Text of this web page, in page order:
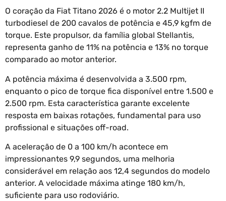
O coração da Fiat Titano 2026 é o motor 2.2 Multijet II
turbodiesel de 200 cavalos de potência e 45,9 kgfm de
torque. Este propulsor, da família global Stellantis,
representa ganho de 11% na potência e 13% no torque
comparado ao motor anterior.
A potência máxima é desenvolvida a 3.500 rpm,
enquanto o pico de torque fica disponível entre 1.500 e
2.500 rpm. Esta característica garante excelente
resposta em baixas rotações, fundamental para uso
profissional e situações off-road.
A aceleração de 0 a 100 km/h acontece em
impressionantes 9,9 segundos, uma melhoria
considerável em relação aos 12,4 segundos do modelo
anterior. A velocidade máxima atinge 180 km/h,
suficiente para uso rodoviário.